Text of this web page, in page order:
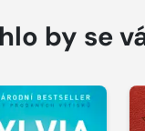
by se